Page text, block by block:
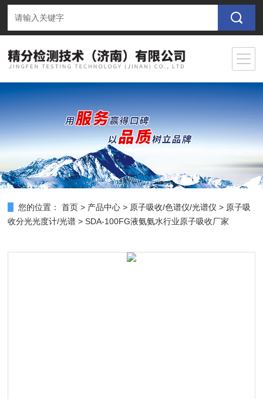
您的位置： 首页 > 产品中心 > 原子吸收/色谱仪/光谱仪 > 原子吸
收分光光度计/光谱 > SDA-100FG液氨氨水行业原子吸收厂家